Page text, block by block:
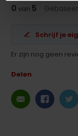
0 van 5
Schrijf je
Er zijn nog geen
Delen